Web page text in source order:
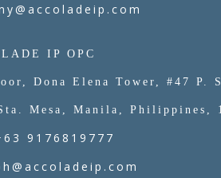
IP OPC
Dona Elena Tower, #47 P.
Mesa, Manila, Philippines,
9176819777